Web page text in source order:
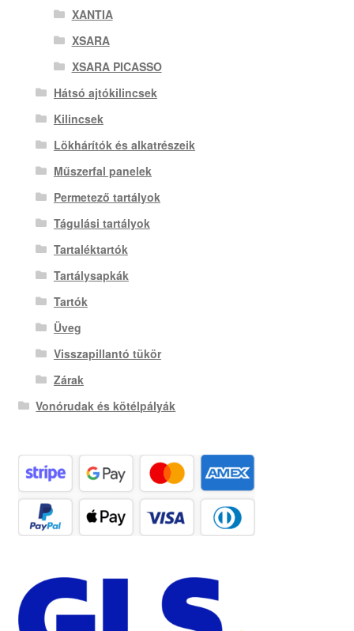
XANTIA
XSARA
XSARA PICASSO
Hátsó ajtókilincsek
Kilincsek
Lökhárítók és alkatrészeik
Műszerfal panelek
Permetező tartályok
Tágulási tartályok
Tartaléktartók
Tartálysapkák
Tartók
Üveg
Visszapillantó tükör
Zárak
Vonórudak és kötélpályák